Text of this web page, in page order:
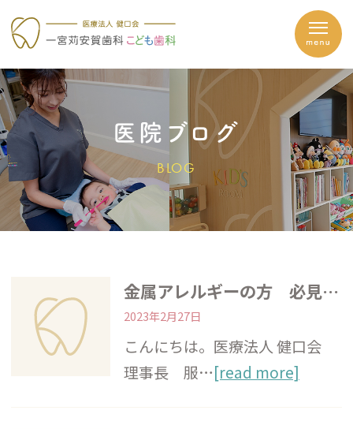
医院ブログ
BLOG
金属アレルギーの方 必見 ジルコニアカラトリー
2023年2月27日
こんにちは。医療法人 健口会
理事長 服…[read more]